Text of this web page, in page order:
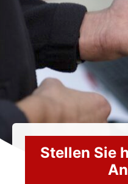
Stellen Sie